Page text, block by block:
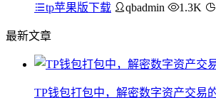
tp苹果版下载 qbadmin 1.3K
最新文章
TP钱包打包中，解密数字资产交易